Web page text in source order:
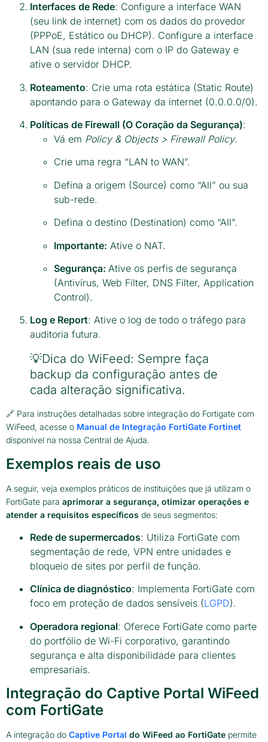
Interfaces de Rede: Configure a interface WAN
(seu link de internet) com os dados do provedor
(PPPoE, Estático ou DHCP). Configure a interface
LAN (sua rede interna) com o IP do Gateway e
ative o servidor DHCP.
Roteamento: Crie uma rota estática (Static Route)
apontando para o Gateway da internet (0.0.0.0/0).
Políticas de Firewall (O Coração da Segurança):
Vá em Policy & Objects > Firewall Policy.
Crie uma regra “LAN to WAN”.
Defina a origem (Source) como “All” ou sua
sub-rede.
Defina o destino (Destination) como “All”.
Importante: Ative o NAT.
Segurança: Ative os perfis de segurança
(Antivírus, Web Filter, DNS Filter, Application
Control).
Log e Report: Ative o log de todo o tráfego para
auditoria futura.
💡Dica do WiFeed: Sempre faça
backup da configuração antes de
cada alteração significativa.
🔗 Para instruções detalhadas sobre integração do Fortigate com
WiFeed, acesse o Manual de Integração FortiGate Fortinet
disponível na nossa Central de Ajuda.
Exemplos reais de uso
A seguir, veja exemplos práticos de instituições que já utilizam o
FortiGate para aprimorar a segurança, otimizar operações e
atender a requisitos específicos de seus segmentos:
Rede de supermercados: Utiliza FortiGate com
segmentação de rede, VPN entre unidades e
bloqueio de sites por perfil de função.
Clínica de diagnóstico: Implementa FortiGate com
foco em proteção de dados sensíveis (LGPD).
Operadora regional: Oferece FortiGate como parte
do portfólio de Wi-Fi corporativo, garantindo
segurança e alta disponibilidade para clientes
empresariais.
Integração do Captive Portal WiFeed
com FortiGate
A integração do Captive Portal do WiFeed ao FortiGate permite